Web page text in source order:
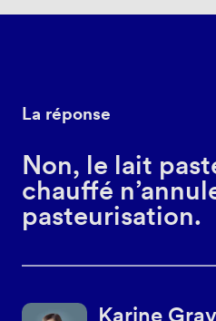
La réponse
Non, le lait
chauffé
pasteurisation.
Karine